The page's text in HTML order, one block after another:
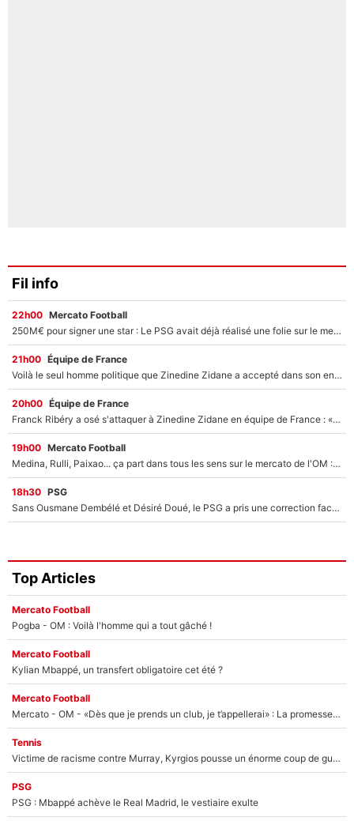
Fil info
22h00 Mercato Football
250M€ pour signer une star : Le PSG avait déjà réalisé une folie sur le mercato bien avant Neymar !
21h00 Équipe de France
Voilà le seul homme politique que Zinedine Zidane a accepté dans son entourage : «Je garde un très bon souvenir de lui»
20h00 Équipe de France
Franck Ribéry a osé s'attaquer à Zinedine Zidane en équipe de France : «Je n'aurais jamais fait ça»
19h00 Mercato Football
Medina, Rulli, Paixao... ça part dans tous les sens sur le mercato de l'OM : Frank McCourt va enfin récupérer l'argent qu'il attend ?
18h30 PSG
Sans Ousmane Dembélé et Désiré Doué, le PSG a pris une correction face à Majorque : Luis Enrique attend avec impatience des renforts !
Top Articles
Mercato Football
Pogba - OM : Voilà l'homme qui a tout gâché !
Mercato Football
Kylian Mbappé, un transfert obligatoire cet été ?
Mercato Football
Mercato - OM - «Dès que je prends un club, je t’appellerai» : La promesse de Marcelino au moment de claquer la porte
Tennis
Victime de racisme contre Murray, Kyrgios pousse un énorme coup de gueule !
PSG
PSG : Mbappé achève le Real Madrid, le vestiaire exulte